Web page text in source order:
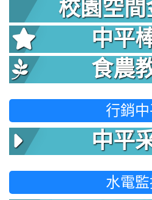
校園空
中平
食農
行銷
中平
水電